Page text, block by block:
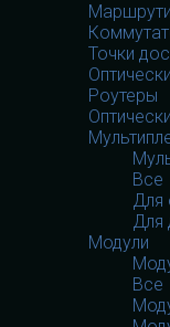
Точки
Роутеры
Все
Для
Для
Модули
Все